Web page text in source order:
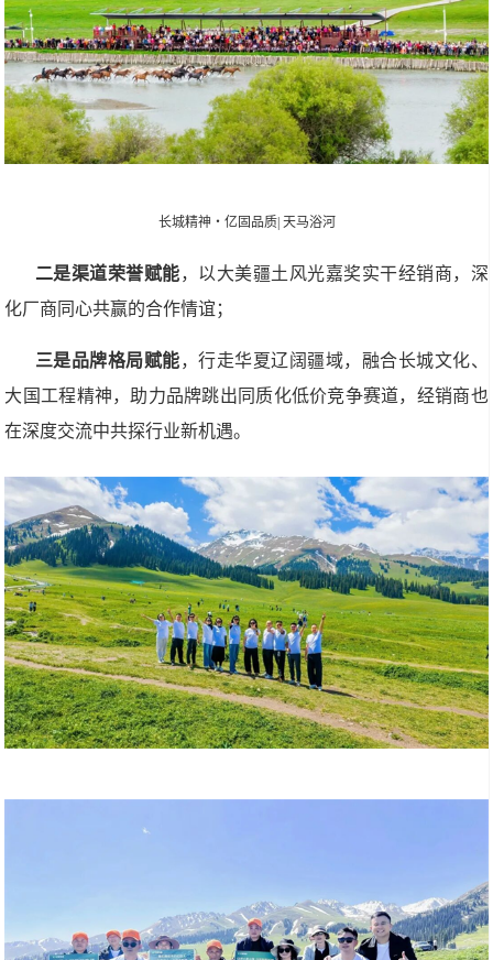
长城精神・亿固品质| 天马浴河
二是渠道荣誉赋能，以大美疆土风光嘉奖实干经销商，深
化厂商同心共赢的合作情谊；
三是品牌格局赋能，行走华夏辽阔疆域，融合长城文化、
大国工程精神，助力品牌跳出同质化低价竞争赛道，经销商也
在深度交流中共探行业新机遇。